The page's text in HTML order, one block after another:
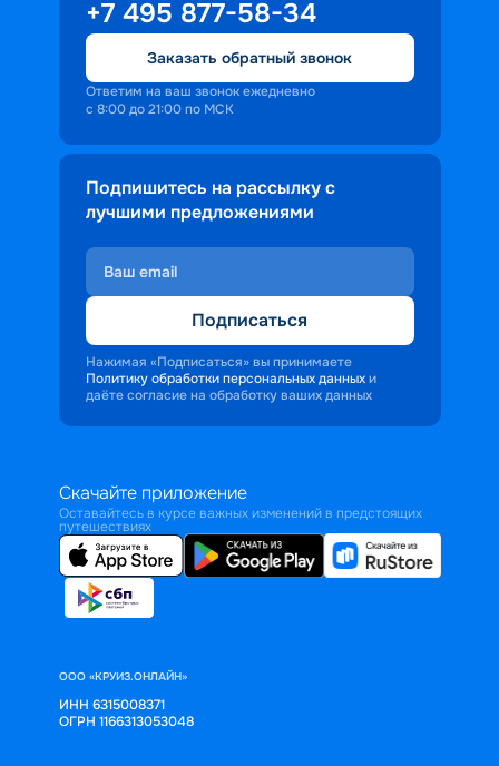
+7 495 877-58-34
Заказать обратный звонок
Ответим на ваш звонок ежедневно
с 8:00 до 21:00 по МСК
Подпишитесь на рассылку с
лучшими предложениями
Подписаться
Нажимая «Подписаться» вы принимаете
Политику обработки персональных данных и
даёте согласие на обработку ваших данных
Скачайте приложение
Оставайтесь в курсе важных изменений в предстоящих
путешествиях
ООО «КРУИЗ.ОНЛАЙН»
ИНН 6315008371
ОГРН 1166313053048